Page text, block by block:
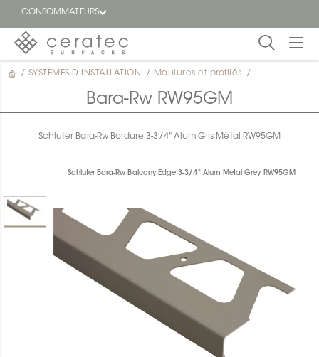
CONSOMMATEURS
En
vedette
un
/ SYSTÈMES D'INSTALLATION / Moulures et profilés /
Bara-Rw RW95GM
Schluter Bara-Rw Bordure 3-3/4" Alum Gris Métal RW95GM
Schluter Bara-Rw Balcony Edge 3-3/4" Alum Metal Grey RW95GM